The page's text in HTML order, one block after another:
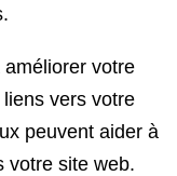
votre
liens vers votre
peuvent aider à
votre site web.